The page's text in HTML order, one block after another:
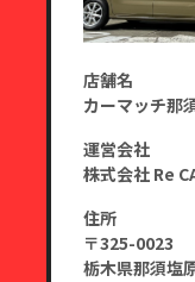
店舗名
カーマッチ那
運営会社
株式会社 Re
住所
〒325-0023
栃木県那須塩